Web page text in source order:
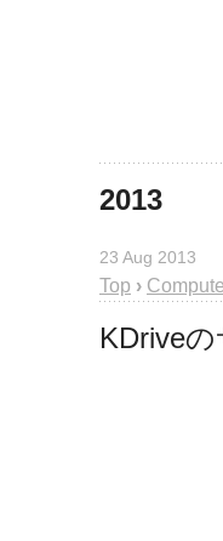
2013
23 Aug 2013
Top ›
KDrive